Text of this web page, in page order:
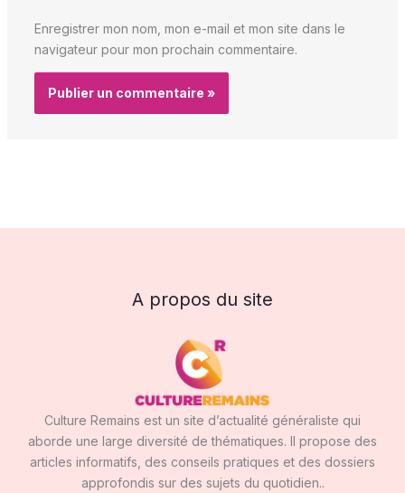
Enregistrer mon nom, mon e-mail et mon site dans le
navigateur pour mon prochain commentaire.
A propos du site
Culture Remains est un site d’actualité généraliste qui
aborde une large diversité de thématiques. Il propose des
articles informatifs, des conseils pratiques et des dossiers
approfondis sur des sujets du quotidien..